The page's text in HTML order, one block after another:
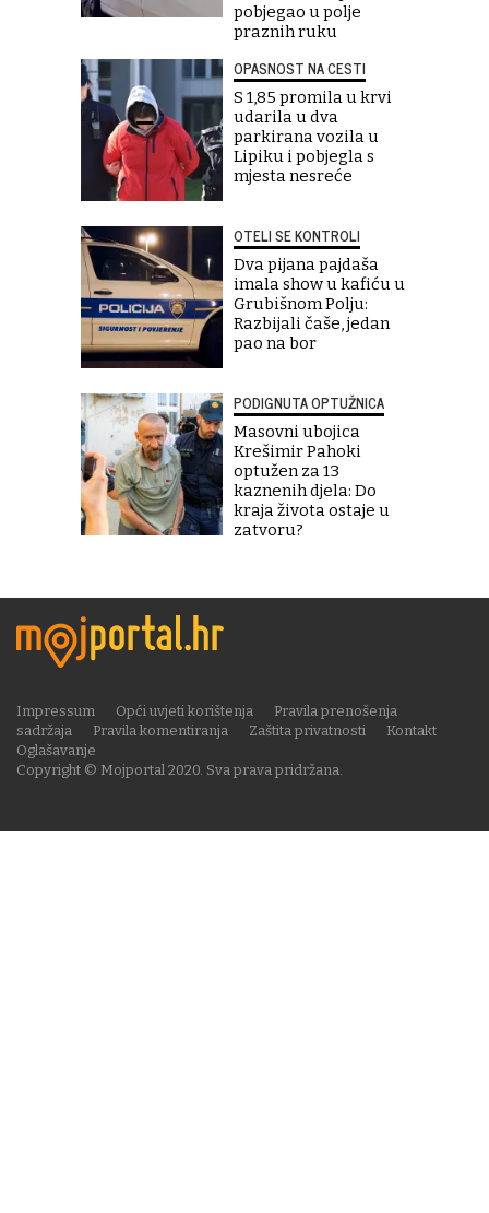
pobjegao u polje
praznih ruku
OPASNOST NA CESTI
S 1,85 promila u krvi
udarila u dva
parkirana vozila u
Lipiku i pobjegla s
mjesta nesreće
OTELI SE KONTROLI
Dva pijana pajdaša
imala show u kafiću u
Grubišnom Polju:
Razbijali čaše, jedan
pao na bor
PODIGNUTA OPTUŽNICA
Masovni ubojica
Krešimir Pahoki
optužen za 13
kaznenih djela: Do
kraja života ostaje u
zatvoru?
Copyright © Mojportal 2020. Sva prava pridržana.
Impressum Opći uvjeti korištenja
Pravila prenošenja
sadržaja
Pravila komentiranja Zaštita privatnosti
Kontakt
Oglašavanje